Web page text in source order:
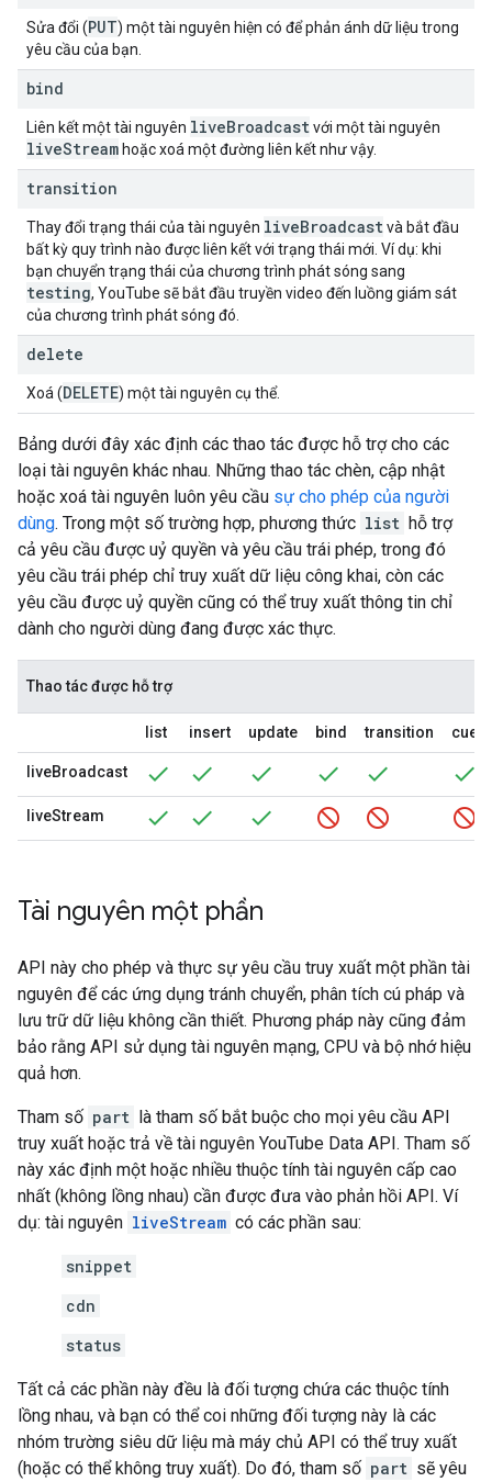
Sửa đổi (PUT) một tài nguyên hiện có để phản ánh dữ liệu trong
yêu cầu của bạn.
bind
Liên kết một tài nguyên liveBroadcastvới một tài nguyên
liveStream hoặc xoá một đường liên kết như vậy.
transition
Thay đổi trạng thái của tài nguyên liveBroadcastvà bắt đầu
bất kỳ quy trình nào được liên kết với trạng thái mới. Ví dụ: khi
bạn chuyển trạng thái của chương trình phát sóng sang
testing, YouTube sẽ bắt đầu truyền video đến luồng giám sát
của chương trình phát sóng đó.
delete
Xoá (DELETE) một tài nguyên cụ thể.
Bảng dưới đây xác định các thao tác được hỗ trợ cho các
loại tài nguyên khác nhau. Những thao tác chèn, cập nhật
hoặc xoá tài nguyên luôn yêu cầu sự cho phép của người
dùng. Trong một số trường hợp, phương thức list hỗ trợ
cả yêu cầu được uỷ quyền và yêu cầu trái phép, trong đó
yêu cầu trái phép chỉ truy xuất dữ liệu công khai, còn các
yêu cầu được uỷ quyền cũng có thể truy xuất thông tin chỉ
dành cho người dùng đang được xác thực.
Thao tác được hỗ trợ
list insert update bind transition
liveBroadcast
liveStream
Tài nguyên một phần
API này cho phép và thực sự yêu cầu truy xuất một phần tài
nguyên để các ứng dụng tránh chuyển, phân tích cú pháp và
lưu trữ dữ liệu không cần thiết. Phương pháp này cũng đảm
bảo rằng API sử dụng tài nguyên mạng, CPU và bộ nhớ hiệu
quả hơn.
Tham số part là tham số bắt buộc cho mọi yêu cầu API
truy xuất hoặc trả về tài nguyên YouTube Data API. Tham số
này xác định một hoặc nhiều thuộc tính tài nguyên cấp cao
nhất (không lồng nhau) cần được đưa vào phản hồi API. Ví
dụ: tài nguyên liveStream có các phần sau:
snippet
cdn
status
Tất cả các phần này đều là đối tượng chứa các thuộc tính
lồng nhau, và bạn có thể coi những đối tượng này là các
nhóm trường siêu dữ liệu mà máy chủ API có thể truy xuất
(hoặc có thể không truy xuất). Do đó, tham số part sẽ yêu